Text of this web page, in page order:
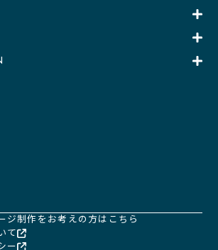
ジ制作をお考えの方はこちら
て
ー